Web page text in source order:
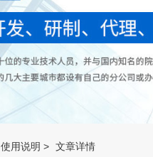
使用说明 > 文章详情